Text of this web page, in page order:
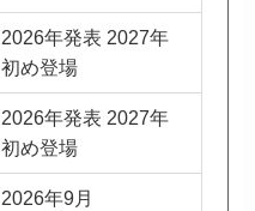
2026年発表 2027年
初め登場
2026年発表 2027年
初め登場
2026年9月